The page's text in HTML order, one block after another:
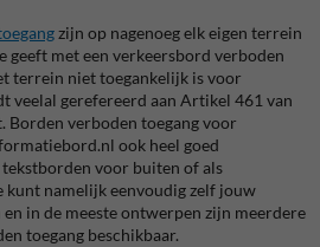
zijn op nagenoeg elk eigen terrein
geeft met een verkeersbord verboden
terrein niet toegankelijk is voor
veelal gerefereerd aan Artikel 461 van
Borden verboden toegang voor
ook heel goed
voor buiten of als
kunt namelijk eenvoudig zelf jouw
in de meeste ontwerpen zijn meerdere
toegang beschikbaar.